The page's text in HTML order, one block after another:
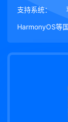
支持系统：
HarmonyOS等